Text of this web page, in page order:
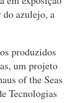
azulejo, a
produzidos
um projeto
of the Seas
Tecnologias